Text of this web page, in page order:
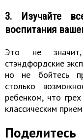
3. Изучайте
воспитания
Это не
стэндфордские
но не бойтесь
столько
ребенком, что
классическим